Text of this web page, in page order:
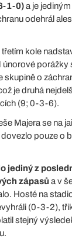
1-0)a je
odehrál
kole
únorové porážky
skupině o
je druhá
(9; 0-3-6).
Majera se na
pouze o
jediný z
zápasů a v
Hosté na
(0-3-2),
stejný